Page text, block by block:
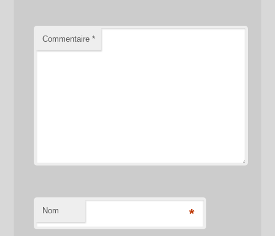
Commentaire*
Nom *